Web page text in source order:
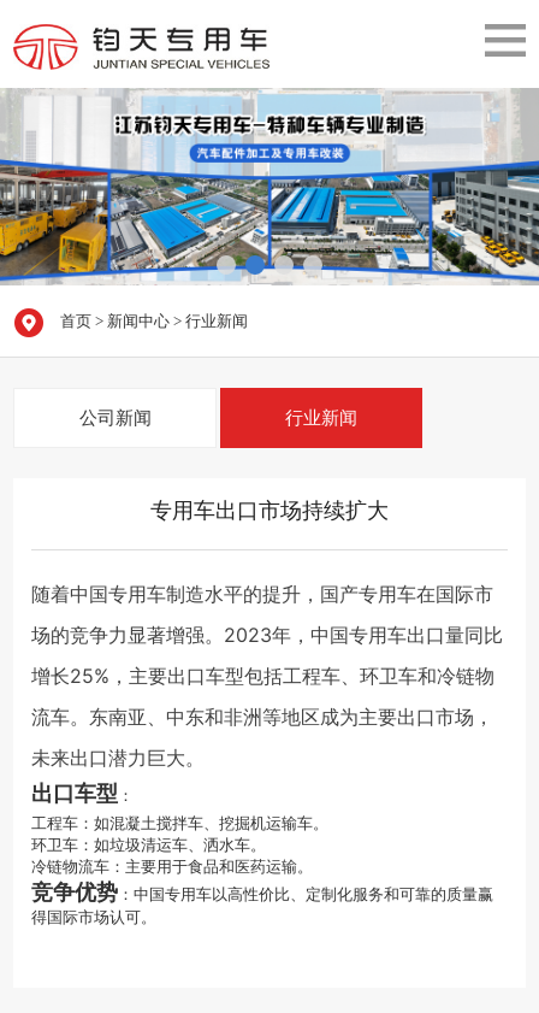
首页 > 新闻中心 >行业新闻
公司新闻 行业新闻
专用车出口市场持续扩大
随着中国专用车制造水平的提升，国产专用车在国际市
场的竞争力显著增强。2023年，中国专用车出口量同比
增长25%，主要出口车型包括工程车、环卫车和冷链物
流车。东南亚、中东和非洲等地区成为主要出口市场，
未来出口潜力巨大。
出口车型 ：
工程车：如混凝土搅拌车、挖掘机运输车。
环卫车：如垃圾清运车、洒水车。
冷链物流车：主要用于食品和医药运输。
竞争优势 ：中国专用车以高性价比、定制化服务和可靠的质量赢
得国际市场认可。